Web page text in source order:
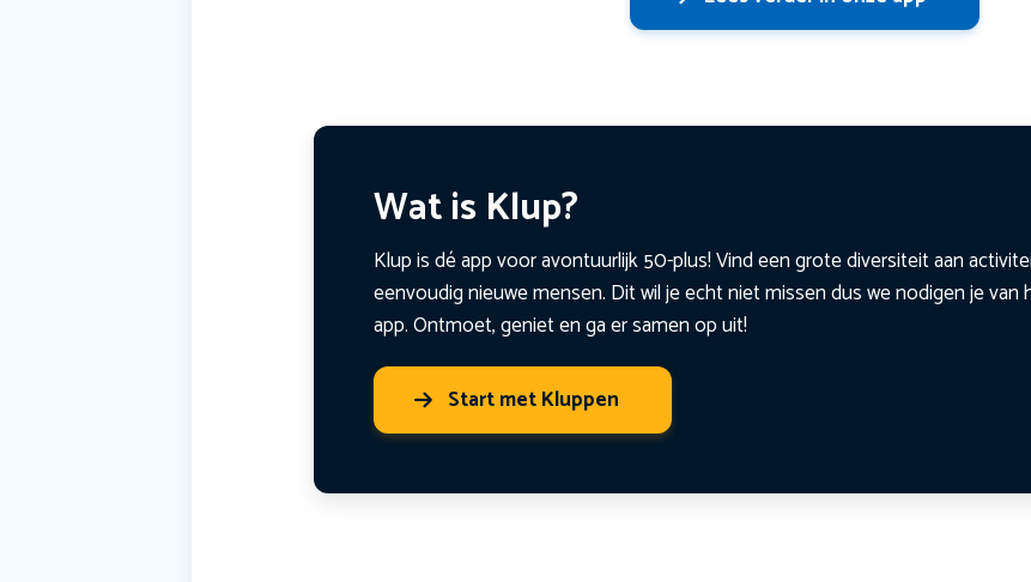
Wat is Klup?
Klup is dé app voor avontuurlijk 50-plus! Vind een grote diversiteit aan
eenvoudig nieuwe mensen. Dit wil je echt niet missen dus we nodigen je van
app. Ontmoet, geniet en ga er samen op uit!
Start met Kluppen